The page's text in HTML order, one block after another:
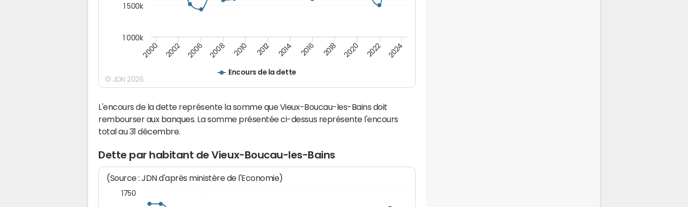
Encours de la dette
2000 2002 2006 2008 2010 2012 2014 2016 2018 2020 2022 2024
1 500k
1 000k
© JDN 2026
L'encours de la dette représente la somme que Vieux-Boucau-les-Bains doit
rembourser aux banques. La somme présentée ci-dessus représente l'encours
total au 31 décembre.
Dette par habitant de Vieux-Boucau-les-Bains
(Source : JDN d'après ministère de l'Economie)
1750